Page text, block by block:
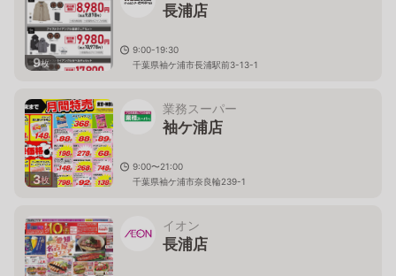
9枚
長浦店
9:00-19:30
千葉県袖ケ浦市長浦駅前3-13-1
3枚
業務スーパー
袖ケ浦店
9:00〜21:00
千葉県袖ケ浦市奈良輪239-1
イオン
長浦店